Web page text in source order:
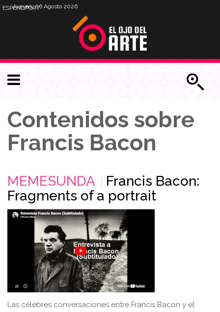
Jueves, 06 Agosto 2026
ESPENGPORT
Contenidos sobre
Francis Bacon
MEMESUNDA
Francis Bacon:
Fragments of a portrait
Las célebres conversaciones entre Francis Bacon y el